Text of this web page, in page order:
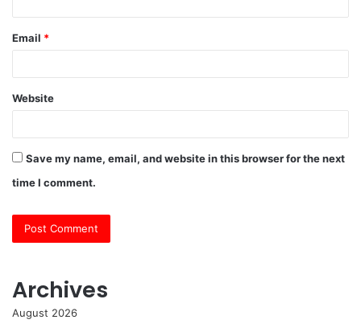
Email *
Website
Save my name, email, and website in this browser for the next
time I comment.
Archives
August 2026